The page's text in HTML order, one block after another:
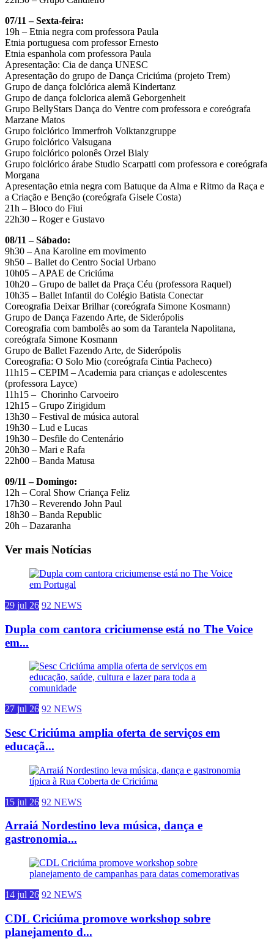
07/11 – Sexta-feira:
19h – Etnia negra com professora Paula
Etnia portuguesa com professor Ernesto
Etnia espanhola com professora Paula
Apresentação: Cia de dança UNESC
Apresentação do grupo de Dança Criciúma (projeto Trem)
Grupo de dança folclórica alemã Kindertanz
Grupo de dança folclorica alemã Geborgenheit
Grupo BellyStars Dança do Ventre com professora e coreógrafa
Marzane Matos
Grupo folclórico Immerfroh Volktanzgruppe
Grupo folclórico Valsugana
Grupo folclórico polonês Orzel Bialy
Grupo folclórico árabe Studio Scarpatti com professora e coreógrafa
Morgana
Apresentação etnia negra com Batuque da Alma e Ritmo da Raça e
a Criação e Benção (coreógrafa Gisele Costa)
21h – Bloco do Fiui
22h30 – Roger e Gustavo
08/11 – Sábado:
9h30 – Ana Karoline em movimento
9h50 – Ballet do Centro Social Urbano
10h05 – APAE de Criciúma
10h20 – Grupo de ballet da Praça Céu (professora Raquel)
10h35 – Ballet Infantil do Colégio Batista Conectar
Coreografia Deixar Brilhar (coreógrafa Simone Kosmann)
Grupo de Dança Fazendo Arte, de Siderópolis
Coreografia com bambolês ao som da Tarantela Napolitana,
coreógrafa Simone Kosmann
Grupo de Ballet Fazendo Arte, de Siderópolis
Coreografia: O Solo Mio (coreógrafa Cintia Pacheco)
11h15 – CEPIM – Academia para crianças e adolescentes
(professora Layce)
11h15 – Chorinho Carvoeiro
12h15 – Grupo Zirigidum
13h30 – Festival de música autoral
19h30 – Lud e Lucas
19h30 – Desfile do Centenário
20h30 – Mari e Rafa
22h00 – Banda Matusa
09/11 – Domingo:
12h – Coral Show Criança Feliz
17h30 – Reverendo John Paul
18h30 – Banda Republic
20h – Dazaranha
Ver mais Notícias
29 jul 26 92 NEWS
Dupla com cantora criciumense está no The Voice
em...
27 jul 26 92 NEWS
Sesc Criciúma amplia oferta de serviços em
educaçã...
15 jul 26 92 NEWS
Arraiá Nordestino leva música, dança e
gastronomia...
14 jul 26 92 NEWS
CDL Criciúma promove workshop sobre
planejamento d...